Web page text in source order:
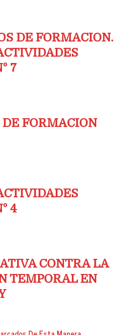
DE FORMACION.
7
FORMACION
4
CONTRA LA
TEMPORAL EN